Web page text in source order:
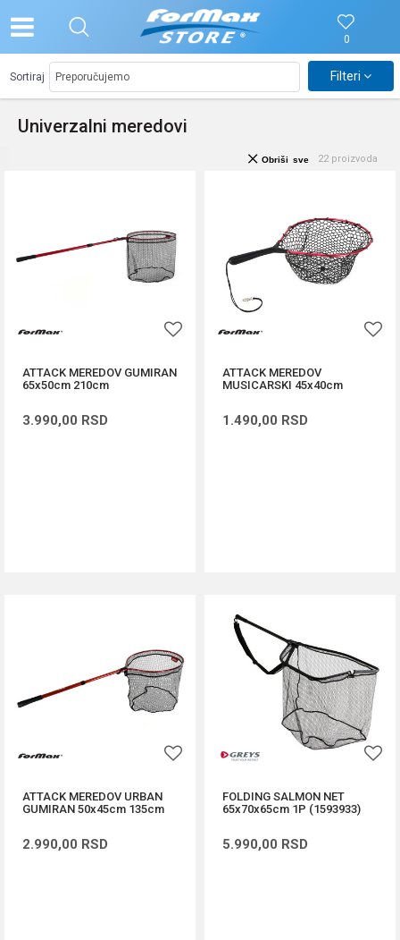
0
Univerzalni meredovi
Sortiraj Filteri
22 proizvoda
Obriši sve
ATTACK MEREDOV GUMIRAN
65x50cm 210cm
3.990,00 RSD
ATTACK MEREDOV
MUSICARSKI 45x40cm
1.490,00 RSD
ATTACK MEREDOV URBAN
GUMIRAN 50x45cm 135cm
2.990,00 RSD
FOLDING SALMON NET
65x70x65cm 1P (1593933)
5.990,00 RSD